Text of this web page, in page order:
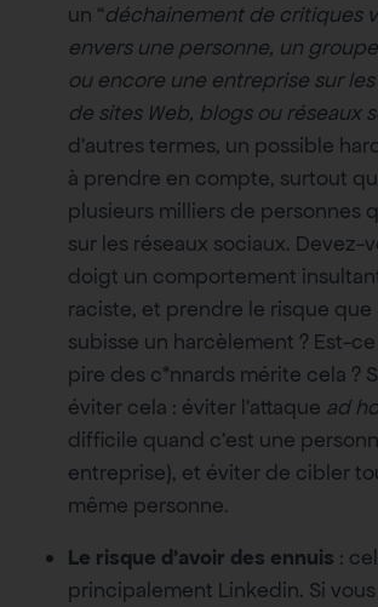
un “déchainement de critiques
envers une personne, un
ou encore une entreprise sur
de sites Web, blogs ou réseaux
d’autres termes, un possible
à prendre en compte, surtout
plusieurs milliers de personnes
sur les réseaux sociaux. Devez-
doigt un comportement
raciste, et prendre le risque que
subisse un harcèlement ? Est-
pire des c*nnards mérite cela ?
éviter cela : éviter l’attaque ad
difficile quand c’est une
entreprise), et éviter de cibler
même personne.
Le risque d’avoir des ennuis :
principalement Linkedin. Si